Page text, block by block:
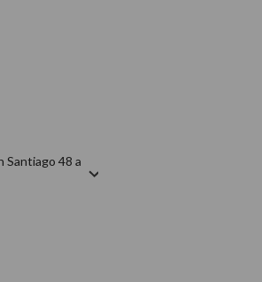
Santiago 48 a